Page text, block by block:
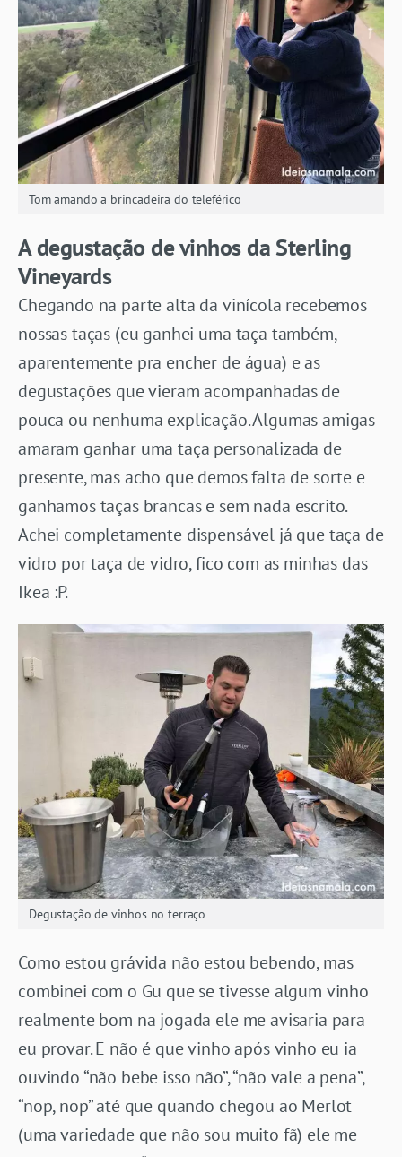
Tom amando a brincadeira do teleférico
A degustação de vinhos da Sterling
Vineyards
Chegando na parte alta da vinícola recebemos
nossas taças (eu ganhei uma taça também,
aparentemente pra encher de água) e as
degustações que vieram acompanhadas de
pouca ou nenhuma explicação. Algumas amigas
amaram ganhar uma taça personalizada de
presente, mas acho que demos falta de sorte e
ganhamos taças brancas e sem nada escrito.
Achei completamente dispensável já que taça de
vidro por taça de vidro, fico com as minhas das
Ikea :P.
Degustação de vinhos no terraço
Como estou grávida não estou bebendo, mas
combinei com o Gu que se tivesse algum vinho
realmente bom na jogada ele me avisaria para
eu provar. E não é que vinho após vinho eu ia
ouvindo “não bebe isso não”, “não vale a pena”,
“nop, nop” até que quando chegou ao Merlot
(uma variedade que não sou muito fã) ele me